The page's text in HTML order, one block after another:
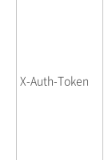
X-Auth-Token